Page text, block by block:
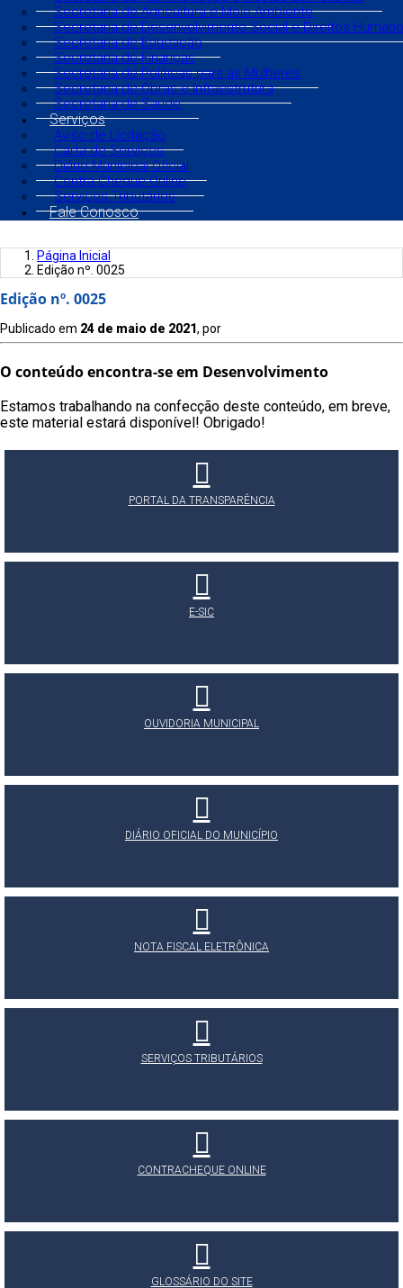
Secretaria de Agricultura e Meio Ambiente
Secretaria de Desenvolvimento Social e Direitos
Secretaria de Educação
Secretaria de Finanças
Secretaria de Políticas para as Mulheres
Secretaria de Obras e Infraestrutura
Secretaria de Saúde
Serviços
Aviso de Licitação
Carta de Serviços
Diário Municipal Oficial
Contra Cheque Online
Serviços Tributários
Fale Conosco
Página Inicial
Edição nº. 0025
Edição nº. 0025
Publicado em 24 de maio de 2021, por
O conteúdo encontra-se em Desenvolvimento
Estamos trabalhando na confecção deste conteúdo, em breve,
este material estará disponível! Obrigado!
PORTAL DA TRANSPARÊNCIA
E-SIC
OUVIDORIA MUNICIPAL
DIÁRIO OFICIAL DO MUNICÍPIO
NOTA FISCAL ELETRÔNICA
SERVIÇOS TRIBUTÁRIOS
CONTRACHEQUE ONLINE
GLOSSÁRIO DO SITE